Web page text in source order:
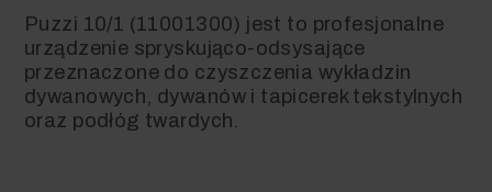
Puzzi 10/1 (11001300) jest to profesjonalne
urządzenie spryskująco-odsysające
przeznaczone do czyszczenia wykładzin
dywanowych, dywanów i tapicerek tekstylnych
oraz podłóg twardych.